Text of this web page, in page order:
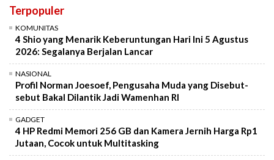
Terpopuler
KOMUNITAS
4 Shio yang Menarik Keberuntungan Hari Ini 5 Agustus
2026: Segalanya Berjalan Lancar
NASIONAL
Profil Norman Joesoef, Pengusaha Muda yang Disebut-
sebut Bakal Dilantik Jadi Wamenhan RI
GADGET
4 HP Redmi Memori 256 GB dan Kamera Jernih Harga Rp1
Jutaan, Cocok untuk Multitasking